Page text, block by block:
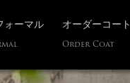
ォーマル オーダーコート
Order Coat